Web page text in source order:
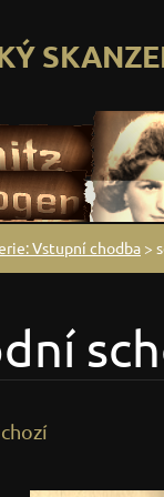
Vstupní chodba >